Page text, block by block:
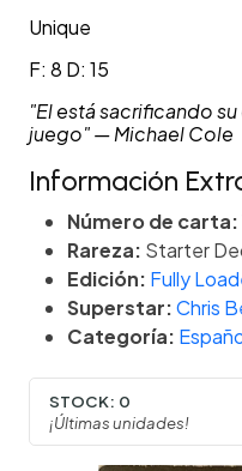
Unique
F: 8 D: 15
"El está sacrificando
juego" — Michael Cole
Información
Número de carta:
Rareza: Starter
Edición: Fully
Superstar:Chris
Categoría:
STOCK: 0
¡Últimas unidades!